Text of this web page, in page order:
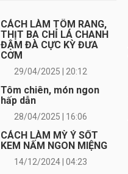
CÁCH LÀM TÔM RANG,
THỊT BA CHỈ LÁ CHANH
ĐẬM ĐÀ CỰC KỲ ĐƯA
CƠM
29/04/2025 | 20:12
Tôm chiên, món ngon
hấp dẫn
28/04/2025 | 16:06
CÁCH LÀM MỲ Ý SỐT
KEM NẤM NGON MIỆNG
14/12/2024 | 04:23